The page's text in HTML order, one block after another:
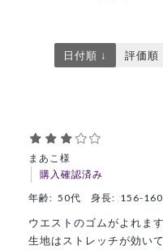
日付順 ↓ 評価順
まあこ様
購入確認済み
年齢: 50代 身長: 156-
ウエストのゴムがよれます
生地はストレッチが効い